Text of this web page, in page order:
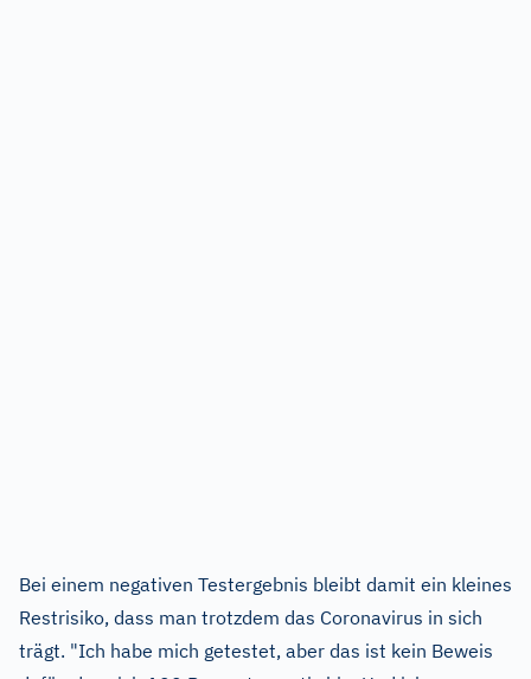
Bei einem negativen Testergebnis bleibt damit ein kleines
Restrisiko, dass man trotzdem das Coronavirus in sich
trägt. "Ich habe mich getestet, aber das ist kein Beweis